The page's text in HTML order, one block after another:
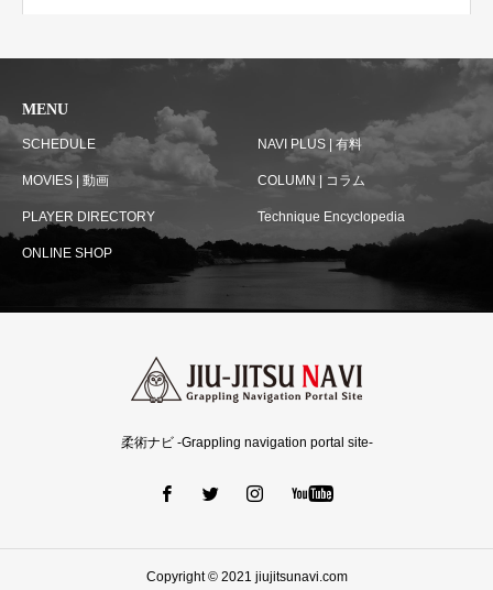
MENU
SCHEDULE NAVI PLUS | 有料
MOVIES | 動画 COLUMN | コラム
PLAYER DIRECTORY Technique Encyclopedia
ONLINE SHOP
柔術ナビ -Grappling navigation portal site-
Copyright © 2021 jiujitsunavi.com